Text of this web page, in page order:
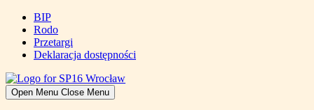
Skip
content
BIP
Rodo
Przetargi
Deklaracja dostępności
Open Menu Close Menu